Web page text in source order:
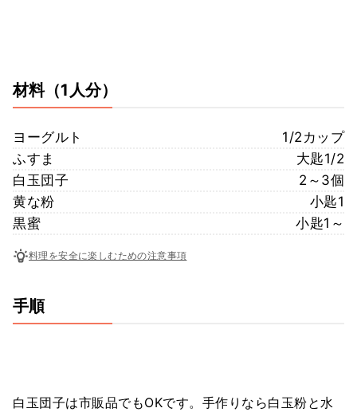
材料（1人分）
ヨーグルト
1/2カップ
ふすま
大匙1/2
白玉団子
2～3個
黄な粉
小匙1
黒蜜
小匙1～
料理を安全に楽しむための注意事項
手順
白玉団子は市販品でもOKです。手作りなら白玉粉と水